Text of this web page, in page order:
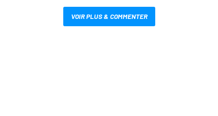
VOIR PLUS & COMMENTER